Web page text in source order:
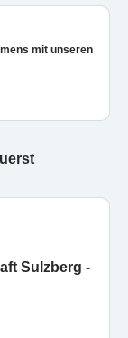
mit unseren
Sulzberg -